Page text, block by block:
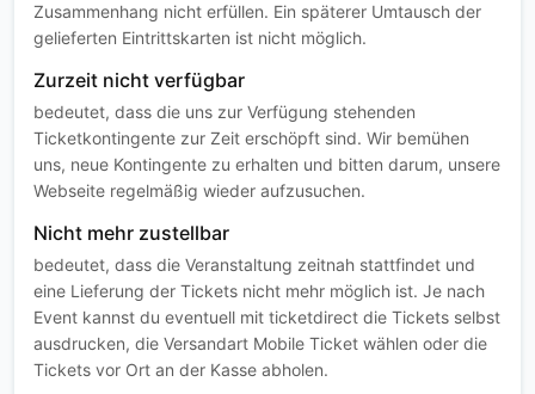
Zusammenhang nicht erfüllen. Ein späterer Umtausch der
gelieferten Eintrittskarten ist nicht möglich.
Zurzeit nicht verfügbar
bedeutet, dass die uns zur Verfügung stehenden
Ticketkontingente zur Zeit erschöpft sind. Wir bemühen
uns, neue Kontingente zu erhalten und bitten darum, unsere
Webseite regelmäßig wieder aufzusuchen.
Nicht mehr zustellbar
bedeutet, dass die Veranstaltung zeitnah stattfindet und
eine Lieferung der Tickets nicht mehr möglich ist. Je nach
Event kannst du eventuell mit ticketdirect die Tickets selbst
ausdrucken, die Versandart Mobile Ticket wählen oder die
Tickets vor Ort an der Kasse abholen.